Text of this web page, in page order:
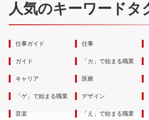
人気のキーワードタ
仕事ガイド 仕事
ガイド 「カ」で始まる職業
キャリア 医療
「ゲ」で始まる職業 デザイン
音楽 「え」で始まる職業